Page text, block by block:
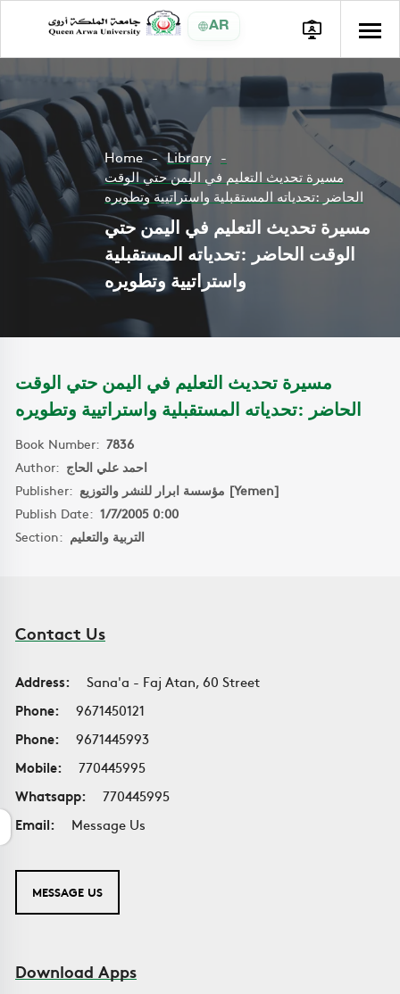
AR
Home
Library
مسيرة تحديث التعليم في اليمن حتي الوقت
الحاضر :تحدياته المستقبلية واستراتيية وتطويره
مسيرة تحديث التعليم في اليمن حتي
الوقت الحاضر :تحدياته المستقبلية
واستراتيية وتطويره
مسيرة تحديث التعليم في اليمن حتي الوقت
الحاضر :تحدياته المستقبلية واستراتيية وتطويره
Book Number: 7836
Author: احمد علي الحاج
Publisher:
مؤسسة ابرار للنشر والتوزيع [Yemen]
Publish Date: 1/7/2005 0:00
Section: التربية والتعليم
Contact Us
Address:
Sana'a - Faj Atan, 60 Street
Phone:
9671450121
Phone:
9671445993
Mobile:
770445995
Whatsapp:
770445995
Email:
Message Us
MESSAGE US
Download Apps